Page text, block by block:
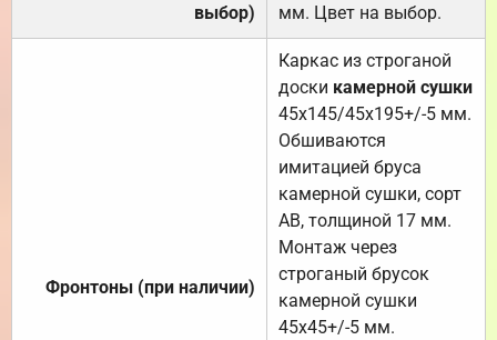
выбор)
мм. Цвет на выбор.
Фронтоны (при наличии)
Каркас из строганой
доски камерной сушки
45х145/45х195+/-5 мм.
Обшиваются
имитацией бруса
камерной сушки, сорт
АВ, толщиной 17 мм.
Монтаж через
строганый брусок
камерной сушки
45х45+/-5 мм.